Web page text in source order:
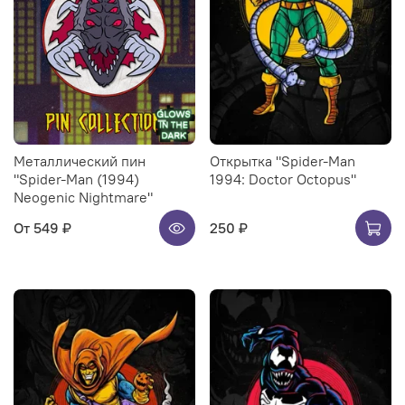
Металлический пин
"Spider-Man (1994)
Neogenic Nightmare"
От 549 ₽
Открытка "Spider-Man
1994: Doctor Octopus"
250 ₽